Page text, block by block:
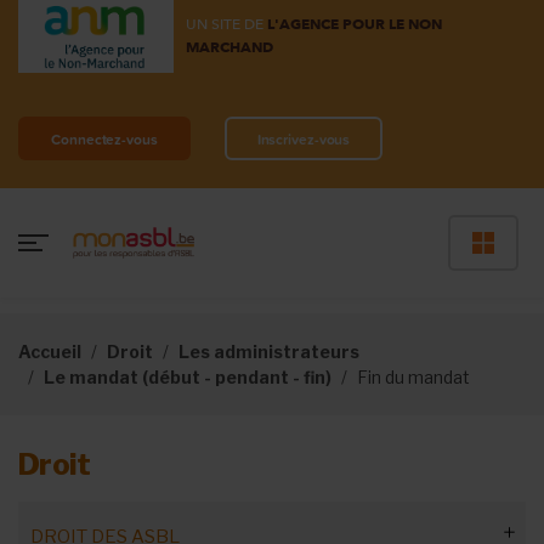
UN SITE DE L'AGENCE POUR LE NON
MARCHAND
Connectez-vous Inscrivez-vous
Accueil Droit
Les administrateurs
Le mandat (début - pendant - fin)
Fin du mandat
Droit
DROIT DES ASBL